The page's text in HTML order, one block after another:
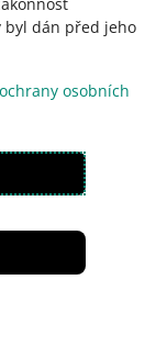
byl dán před jeho
osobních